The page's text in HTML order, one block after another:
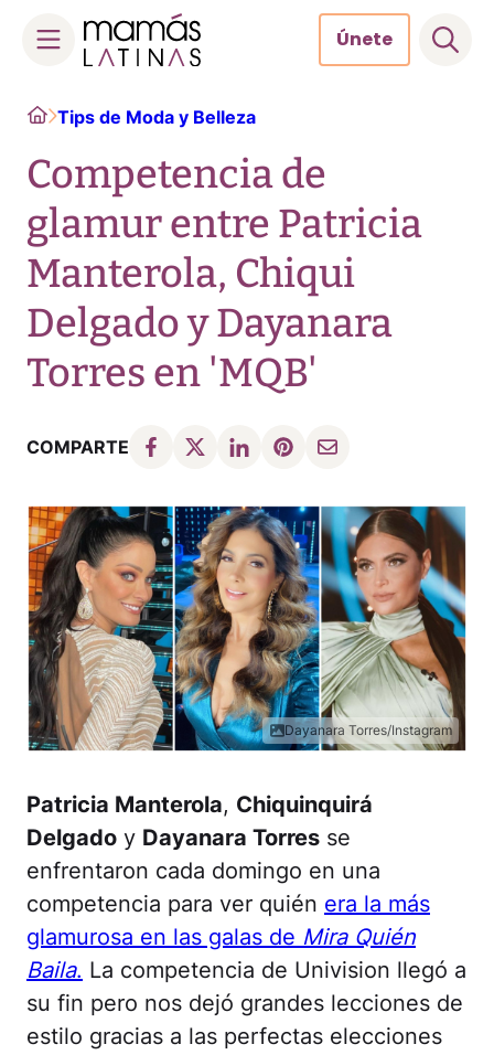
content
Únete
HomeTips de Moda y Belleza
Competencia de
glamur entre Patricia
Manterola, Chiqui
Delgado y Dayanara
Torres en 'MQB'
COMPARTE
Dayanara Torres/Instagram
Patricia Manterola, Chiquinquirá
Delgado y Dayanara Torres se
enfrentaron cada domingo en una
competencia para ver quién era la más
glamurosa en las galas de Mira Quién
Baila. La competencia de Univision llegó a
su fin pero nos dejó grandes lecciones de
estilo gracias a las perfectas elecciones